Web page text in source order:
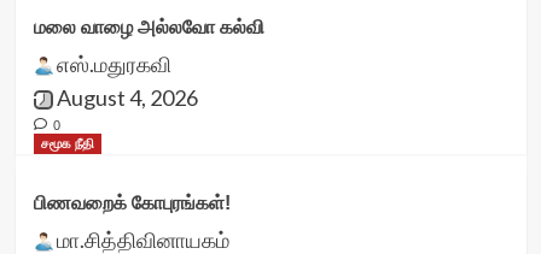
மலை வாழை அல்லவோ கல்வி
எஸ்.மதுரகவி
August 4, 2026
0
சமூக நீதி
பிணவறைக் கோபுரங்கள்!
மா.சித்திவினாயகம்